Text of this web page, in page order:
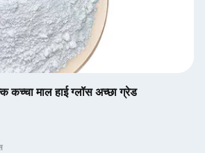
कच्चा माल हाई ग्लॉस अच्छा ग्रेड